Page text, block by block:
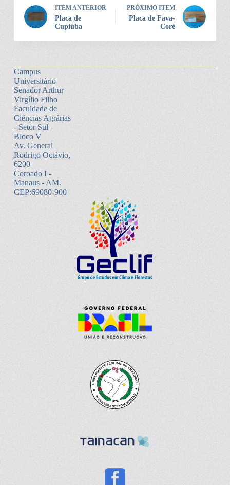
ITEM ANTERIOR
Placa de
Cupiúba
PRÓXIMO ITEM
Placa de Fava-
Coré
Campus
Universitário
Senador Arthur
Virgílio Filho
Faculdade de
Ciências Agrárias
- Setor Sul -
Bloco V
Av. General
Rodrigo Octávio,
6200
Coroado I -
Manaus - AM.
CEP:69080-900